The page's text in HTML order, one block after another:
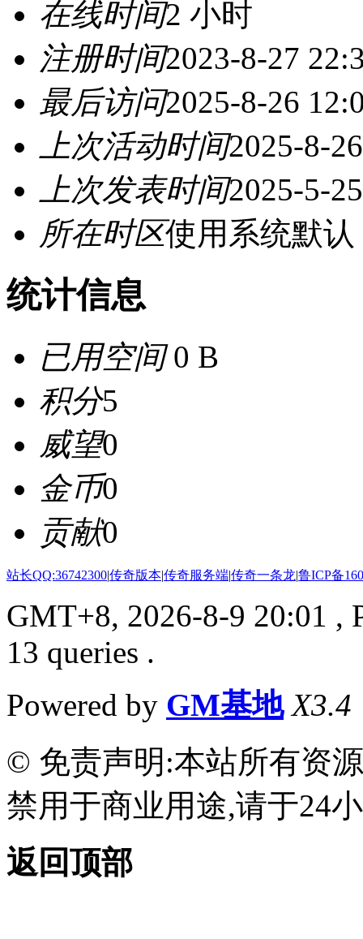
在线时间2 小时
注册时间2023-8-27
最后访问2025-8-26
上次活动时间2025-8-
上次发表时间2025-5-
所在时区使用系统默认
统计信息
已用空间0 B
积分5
威望0
金币0
贡献0
站长QQ:36742300|传奇版本|传奇服务端|传奇一条龙|鲁ICP备
GMT+8, 2026-8-9 20:01 ,
13 queries .
Powered by GM基地 X3.4
© 免责声明:本站所有资
禁用于商业用途,请于24
返回顶部